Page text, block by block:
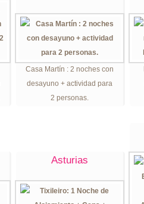
Casa Martín : 2 noches con
desayuno + actividad para
2 personas.
Asturias